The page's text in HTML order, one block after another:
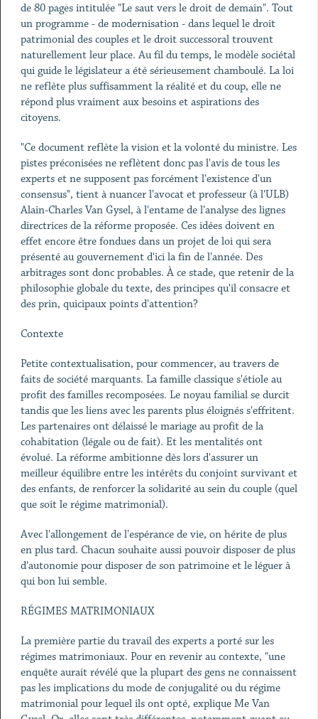
de 80 pages intitulée "Le saut vers le droit de demain". Tout
un programme - de modernisation - dans lequel le droit
patrimonial des couples et le droit successoral trouvent
naturellement leur place. Au fil du temps, le modèle sociétal
qui guide le législateur a été sérieusement chamboulé. La loi
ne reflète plus suffisamment la réalité et du coup, elle ne
répond plus vraiment aux besoins et aspirations des
citoyens.
"Ce document reflète la vision et la volonté du ministre. Les
pistes préconisées ne reflètent donc pas l'avis de tous les
experts et ne supposent pas forcément l'existence d'un
consensus", tient à nuancer l'avocat et professeur (à l'ULB)
Alain-Charles Van Gysel, à l'entame de l'analyse des lignes
directrices de la réforme proposée. Ces idées doivent en
effet encore être fondues dans un projet de loi qui sera
présenté au gouvernement d'ici la fin de l'année. Des
arbitrages sont donc probables. À ce stade, que retenir de la
philosophie globale du texte, des principes qu'il consacre et
des prin, quicipaux points d'attention?
Contexte
Petite contextualisation, pour commencer, au travers de
faits de société marquants. La famille classique s'étiole au
profit des familles recomposées. Le noyau familial se durcit
tandis que les liens avec les parents plus éloignés s'effritent.
Les partenaires ont délaissé le mariage au profit de la
cohabitation (légale ou de fait). Et les mentalités ont
évolué. La réforme ambitionne dès lors d'assurer un
meilleur équilibre entre les intérêts du conjoint survivant et
des enfants, de renforcer la solidarité au sein du couple (quel
que soit le régime matrimonial).
Avec l'allongement de l'espérance de vie, on hérite de plus
en plus tard. Chacun souhaite aussi pouvoir disposer de plus
d'autonomie pour disposer de son patrimoine et le léguer à
qui bon lui semble.
RÉGIMES MATRIMONIAUX
La première partie du travail des experts a porté sur les
régimes matrimoniaux. Pour en revenir au contexte, "une
enquête aurait révélé que la plupart des gens ne connaissent
pas les implications du mode de conjugalité ou du régime
matrimonial pour lequel ils ont opté, explique Me Van